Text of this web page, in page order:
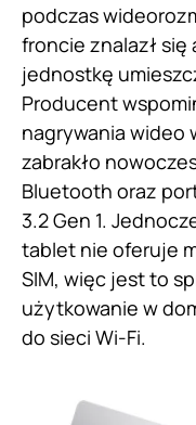
podczas
froncie znalazł
jednostkę
Producent
nagrywania wideo
zabrakło
Bluetooth oraz
3.2 Gen 1.
tablet nie oferuje
SIM, więc jest to
użytkowanie w
do sieci Wi-Fi.